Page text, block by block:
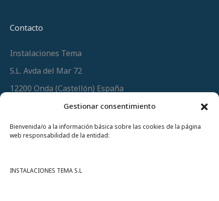
Gestionar consentimiento
Bienvenida/o a la información básica sobre las cookies de la página
web responsabilidad de la entidad:
INSTALACIONES TEMA S.L
Contacto
Instalaciones Tema
S.L. Avda del Mar 72
12200 Onda (Castellón) España
(+34) 964 60 34 34
Urgencias y whatsapp649 406 493